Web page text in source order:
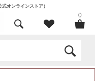
オンラインストア）
0